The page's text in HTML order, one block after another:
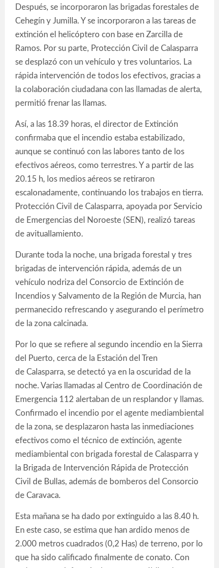
Después, se incorporaron las brigadas forestales de
Cehegín y Jumilla. Y se incorporaron a las tareas de
extinción el helicóptero con base en Zarcilla de
Ramos. Por su parte, Protección Civil de Calasparra
se desplazó con un vehículo y tres voluntarios. La
rápida intervención de todos los efectivos, gracias a
la colaboración ciudadana con las llamadas de alerta,
permitió frenar las llamas.
Así, a las 18.39 horas, el director de Extinción
confirmaba que el incendio estaba estabilizado,
aunque se continuó con las labores tanto de los
efectivos aéreos, como terrestres. Y a partir de las
20.15 h, los medios aéreos se retiraron
escalonadamente, continuando los trabajos en tierra.
Protección Civil de Calasparra, apoyada por Servicio
de Emergencias del Noroeste (SEN), realizó tareas
de avituallamiento.
Durante toda la noche, una brigada forestal y tres
brigadas de intervención rápida, además de un
vehículo nodriza del Consorcio de Extinción de
Incendios y Salvamento de la Región de Murcia, han
permanecido refrescando y asegurando el perímetro
de la zona calcinada.
Por lo que se refiere al segundo incendio en la Sierra
del Puerto, cerca de la Estación del Tren
de Calasparra, se detectó ya en la oscuridad de la
noche. Varias llamadas al Centro de Coordinación de
Emergencia 112 alertaban de un resplandor y llamas.
Confirmado el incendio por el agente mediambiental
de la zona, se desplazaron hasta las inmediaciones
efectivos como el técnico de extinción, agente
mediambiental con brigada forestal de Calasparra y
la Brigada de Intervención Rápida de Protección
Civil de Bullas, además de bomberos del Consorcio
de Caravaca.
Esta mañana se ha dado por extinguido a las 8.40 h.
En este caso, se estima que han ardido menos de
2.000 metros cuadrados (0,2 Has) de terreno, por lo
que ha sido calificado finalmente de conato. Con